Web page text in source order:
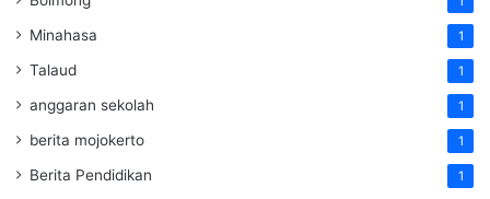
Minahasa 1
Talaud 1
anggaran sekolah 1
berita mojokerto 1
Berita Pendidikan 1